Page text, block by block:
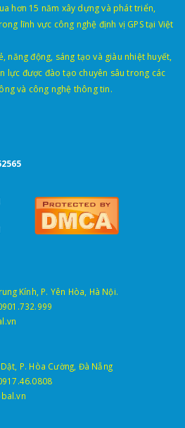
hơn 15 năm xây dựng và phát triển,
lĩnh vực công nghệ định vị GPS tại Việt
năng động, sáng tạo và giàu nhiệt huyết,
lực được đào tạo chuyên sâu trong các
và công nghệ thông tin.
Kính, P. Yên Hòa, Hà Nội.
P. Hòa Cường, Đà Nẵng